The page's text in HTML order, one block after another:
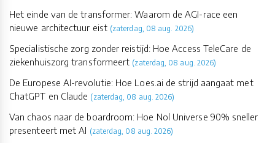
Het einde van de transformer: Waarom de AGI-race een
nieuwe architectuur eist (zaterdag, 08 aug. 2026)
Specialistische zorg zonder reistijd: Hoe Access TeleCare de
ziekenhuiszorg transformeert (zaterdag, 08 aug. 2026)
De Europese AI-revolutie: Hoe Loes.ai de strijd aangaat met
ChatGPT en Claude (zaterdag, 08 aug. 2026)
Van chaos naar de boardroom: Hoe Nol Universe 90% sneller
presenteert met AI (zaterdag, 08 aug. 2026)